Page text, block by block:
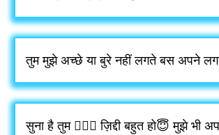
तुम मुझे अच्छे या बुरे नहीं लगते बस अपने
सुना है तुम 👰🏻‍♀️ ज़िद्दी बहुत हो😇 मुझे भी